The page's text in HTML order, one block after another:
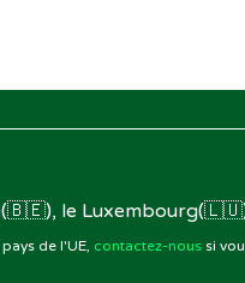
le
de l'UE, contactez-noussi